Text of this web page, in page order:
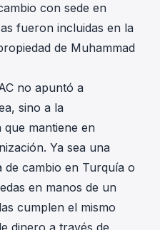
con sede en
fueron incluidas en la
de Muhammad
no apuntó a
sino a la
mantiene en
Ya sea una
de cambio en Turquía o
en manos de un
cumplen el mismo
dinero a través de